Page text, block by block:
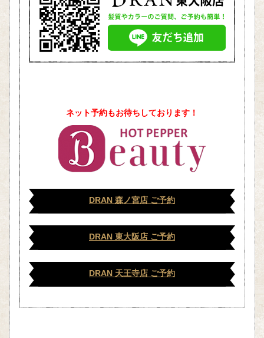
ネット予約もお待ちしております！
DRAN 森ノ宮店 ご予約
DRAN 東大阪店 ご予約
DRAN 天王寺店 ご予約